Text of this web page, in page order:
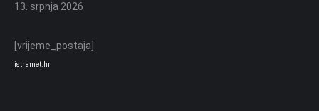
13. srpnja 2026
[vrijeme_postaja]
istramet.hr